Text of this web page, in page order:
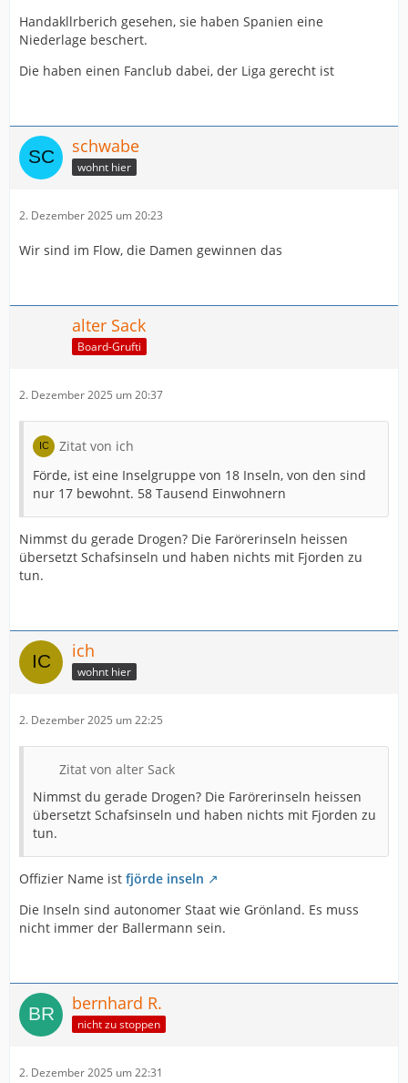
Handakllrberich gesehen, sie haben Spanien eine
Niederlage beschert.
Die haben einen Fanclub dabei, der Liga gerecht ist
schwabe
wohnt hier
2. Dezember 2025 um 20:23
Wir sind im Flow, die Damen gewinnen das
alter Sack
Board-Grufti
2. Dezember 2025 um 20:37
Zitat von ich
Förde, ist eine Inselgruppe von 18 Inseln, von den sind
nur 17 bewohnt. 58 Tausend Einwohnern
Nimmst du gerade Drogen? Die Farörerinseln heissen
übersetzt Schafsinseln und haben nichts mit Fjorden zu
tun.
ich
wohnt hier
2. Dezember 2025 um 22:25
Zitat von alter Sack
Nimmst du gerade Drogen? Die Farörerinseln heissen
übersetzt Schafsinseln und haben nichts mit Fjorden zu
tun.
Offizier Name ist fjörde inseln
Die Inseln sind autonomer Staat wie Grönland. Es muss
nicht immer der Ballermann sein.
bernhard R.
nicht zu stoppen
2. Dezember 2025 um 22:31